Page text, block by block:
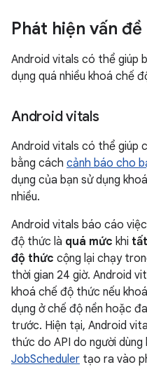
Phát hiện vấn đề
Android vitals có thể giúp
dụng quá nhiều khoá chế
Android vitals
Android vitals có thể giúp
bằng cách cảnh báo cho
dụng của bạn sử dụng
nhiều.
Android vitals báo cáo
độ thức là quá mức khi
độ thức cộng lại chạy
thời gian 24 giờ. Android
khoá chế độ thức nếu
dụng ở chế độ nền hoặc
trước. Hiện tại, Android
thức do API do người dùng
JobScheduler tạo ra vào